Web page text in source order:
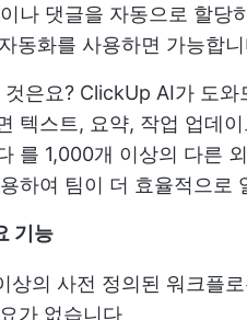
나 댓글을 자동으로 할당
동화를 사용하면 가능합
것은요? ClickUp AI가 도
텍스트, 요약, 작업 업데
를 1,000개 이상의 다른
하여 팀이 더 효율적으로
기능
상의 사전 정의된 워크플
가 없습니다